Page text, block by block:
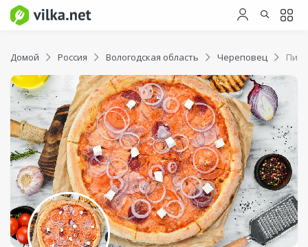
Домой Россия Вологодская область Череповец